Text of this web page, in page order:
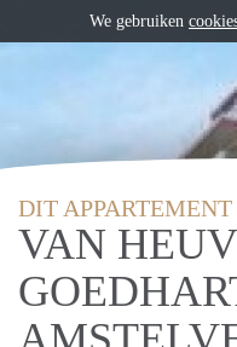
DIT
VAN
We gebruiken